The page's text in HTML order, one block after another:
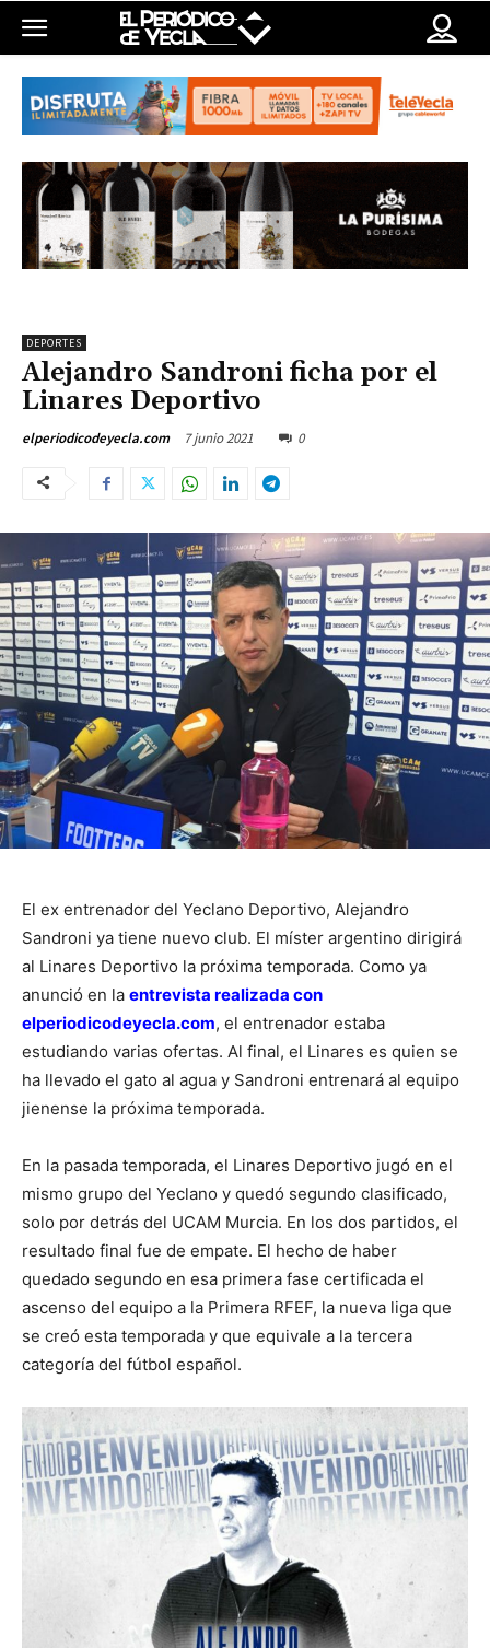
DEPORTES
Alejandro Sandroni ficha por el
Linares Deportivo
elperiodicodeyecla.com 7 junio 2021 0
El ex entrenador del Yeclano Deportivo, Alejandro
Sandroni ya tiene nuevo club. El míster argentino dirigirá
al Linares Deportivo la próxima temporada. Como ya
anunció en la entrevista realizada con
elperiodicodeyecla.com, el entrenador estaba
estudiando varias ofertas. Al final, el Linares es quien se
ha llevado el gato al agua y Sandroni entrenará al equipo
jienense la próxima temporada.
En la pasada temporada, el Linares Deportivo jugó en el
mismo grupo del Yeclano y quedó segundo clasificado,
solo por detrás del UCAM Murcia. En los dos partidos, el
resultado final fue de empate. El hecho de haber
quedado segundo en esa primera fase certificada el
ascenso del equipo a la Primera RFEF, la nueva liga que
se creó esta temporada y que equivale a la tercera
categoría del fútbol español.